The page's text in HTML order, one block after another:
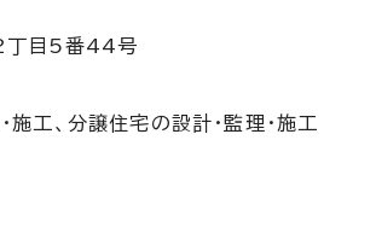
丁目5番44号
施工、分譲住宅の設計・監理・施工